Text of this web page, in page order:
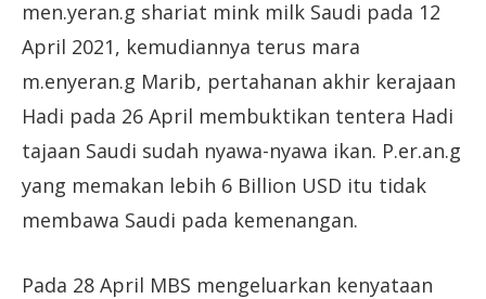
men.yeran.g shariat mink milk Saudi pada 12
April 2021, kemudiannya terus mara
m.enyeran.g Marib, pertahanan akhir kerajaan
Hadi pada 26 April membuktikan tentera Hadi
tajaan Saudi sudah nyawa-nyawa ikan. P.er.an.g
yang memakan lebih 6 Billion USD itu tidak
membawa Saudi pada kemenangan.
Pada 28 April MBS mengeluarkan kenyataan